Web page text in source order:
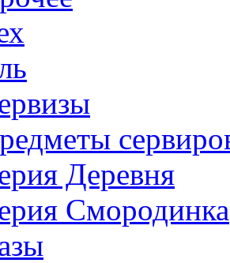
Деревня
Смородинка